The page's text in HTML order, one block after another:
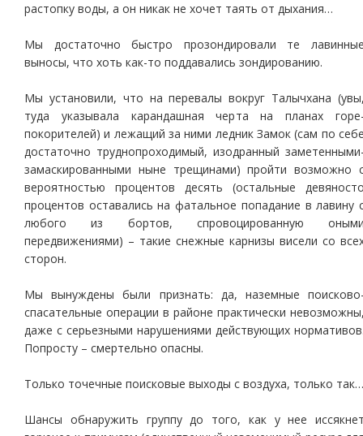
растопку воды, а он никак не хочет таять от дыхания…
Мы достаточно быстро прозондировали те
выносы, что хоть как-то поддавались зондированию.
Мы установили, что на перевалы вокруг Талычхана
туда указывала карандашная черта на планах
покорителей) и лежащий за ними ледник Замок (сам по
достаточно труднопроходимый, изодранный
замаскированными ныне трещинами) пройти возможно
вероятностью процентов десять (остальные
процентов оставались на фатальное попадание в лавину
любого из бортов, спровоцированную
передвижениями) – такие снежные карнизы висели со
сторон.
Мы вынуждены были признать: да, наземные
спасательные операции в районе практически
даже с серьезными нарушениями действующих
Попросту – смертельно опасны.
Только точечные поисковые выходы с воздуха, только так…
Шансы обнаружить группу до того, как у нее